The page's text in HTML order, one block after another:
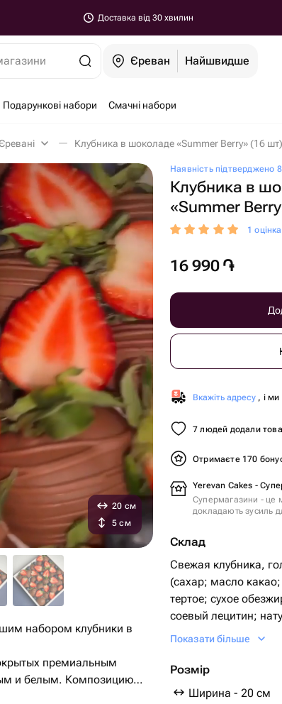
Доставка від 30 хвилин
Єреван Найшвидше
Подарункові набори Смачні набори
Клубника в шоколаде «Summer Berry» (16
Наявність підтверджено
Клубника в
«Summer
1
16 990 ֏
Вкажіть адресу , і ми
7 людей додали
Отримаєте 170
Yerevan Cakes -
Супермагазини - це
докладають зусиль
Склад
Свежая клубника,
(сахар; масло
тертое; сухое
соевый лецитин;
ваниль).
Показати більше
Розмір
Ширина - 20 см
20 см
5 см
набором клубники в
премиальным
и белым. Композицию
орешки, яркие посыпки